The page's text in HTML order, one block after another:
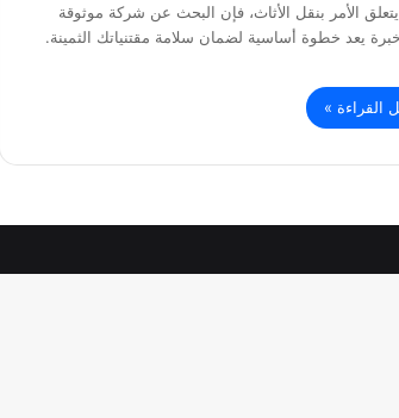
الأمر بنقل الأثاث، فإن البحث عن شركة موثوقة
يعد خطوة أساسية لضمان سلامة مقتنياتك الثمينة.
القراءة »